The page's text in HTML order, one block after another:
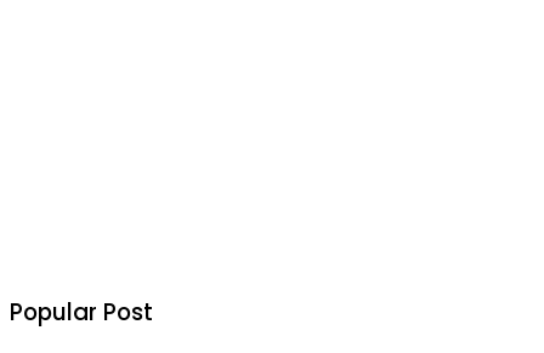
Popular Post